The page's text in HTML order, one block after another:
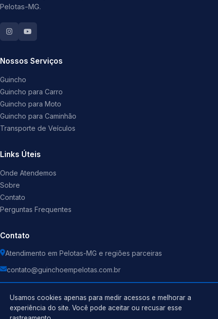
Pelotas-MG.
Nossos Serviços
Guincho
Guincho para Carro
Guincho para Moto
Guincho para Caminhão
Transporte de Veículos
Links Úteis
Onde Atendemos
Sobre
Contato
Perguntas Frequentes
Contato
Atendimento em Pelotas-MG e regiões parceiras
contato@guinchoempelotas.com.br
Usamos cookies apenas para medir acessos e melhorar a
experiência do site. Você pode aceitar ou recusar esse